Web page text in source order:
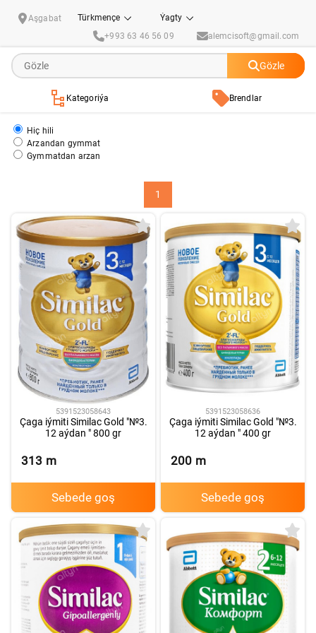
Aşgabat Türkmençe
Ýagty
+993 63 46 56 09
alemcisoft@gmail.com
Gözle
Kategoriýa Brendlar
Hiç hili
Arzandan gymmat
Gymmatdan arzan
1
5391523058643
Çaga iýmiti Similac Gold "№3.
12 aýdan " 800 gr
313 m
Sebede goş
5391523058636
Çaga iýmiti Similac Gold "№3.
12 aýdan " 400 gr
200 m
Sebede goş